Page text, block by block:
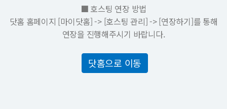
■ 호스팅 연장 방법
닷홈 홈페이지 [마이닷홈] -> [호스팅 관리] -> [연장하기]를 통해
연장을 진행해주시기 바랍니다.
닷홈으로 이동